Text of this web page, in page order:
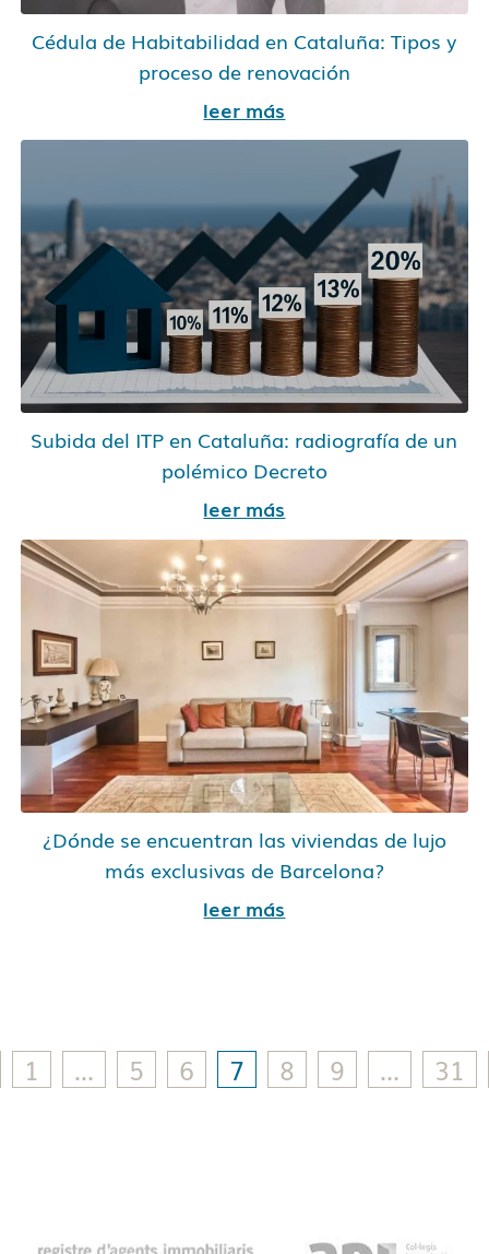
Cédula de Habitabilidad en Cataluña: Tipos y
proceso de renovación
leer más
Subida del ITP en Cataluña: radiografía de un
polémico Decreto
leer más
¿Dónde se encuentran las viviendas de lujo
más exclusivas de Barcelona?
leer más
1 … 5 6 7 8 9 … 31